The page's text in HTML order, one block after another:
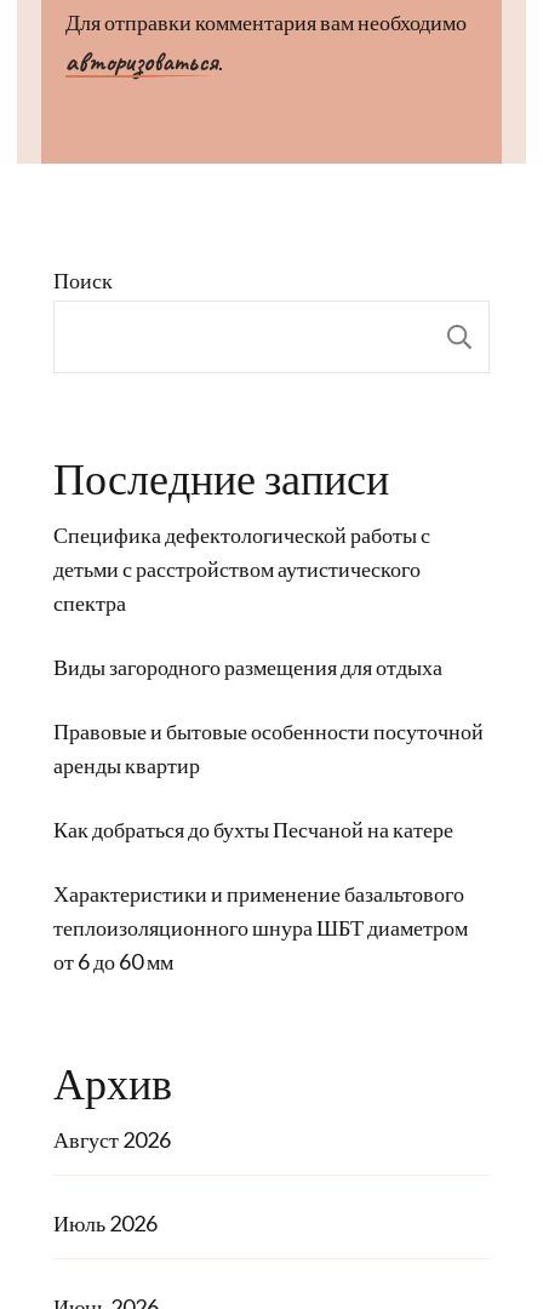
Для отправки комментария вам необходимо
авторизоваться.
Поиск
Последние записи
Специфика дефектологической работы с
детьми с расстройством аутистического
спектра
Виды загородного размещения для отдыха
Правовые и бытовые особенности посуточной
аренды квартир
Как добраться до бухты Песчаной на катере
Характеристики и применение базальтового
теплоизоляционного шнура ШБТ диаметром
от 6 до 60 мм
Архив
Август 2026
Июль 2026